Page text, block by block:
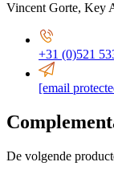
Vincent Gorte, Key
+31 (0)521
[email
De volgende